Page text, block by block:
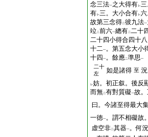
念三法一之大得有レ
有レ三。大小合有レ
故第三念得二彼九法一
竝二前六一總有二二十
二十四小得合四十
十二一。第五念大小
十四一。餘應二準思一
二十
左
如是諸得 至
レ妨。初正叙。後反
而無二有對質礙一故
曰。今諸至得最大
一徳一。謂不相礙故
虚空非二其器一。何